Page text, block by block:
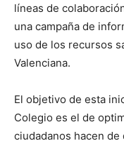
líneas de
una campaña de
uso de los recursos
Valenciana.
El objetivo de esta
Colegio es el de
ciudadanos hacen